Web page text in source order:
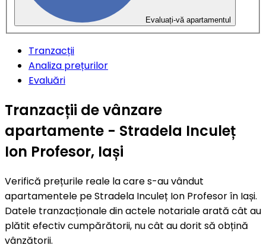
Evaluați-vă apartamentul
Tranzacții
Analiza prețurilor
Evaluări
Tranzacții de vânzare
apartamente - Stradela Inculeț
Ion Profesor, Iași
Verifică prețurile reale la care s-au vândut
apartamentele pe Stradela Inculeț Ion Profesor în Iași.
Datele tranzacționale din actele notariale arată cât au
plătit efectiv cumpărătorii, nu cât au dorit să obțină
vânzătorii.